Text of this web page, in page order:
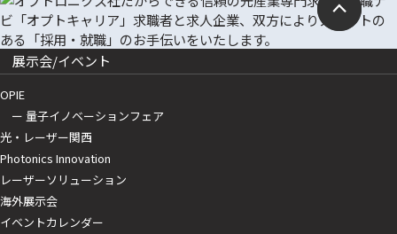
展示会/イベント
OPIE
ー 量子イノベーションフェア
光・レーザー関西
Photonics Innovation
レーザーソリューション
海外展示会
イベントカレンダー